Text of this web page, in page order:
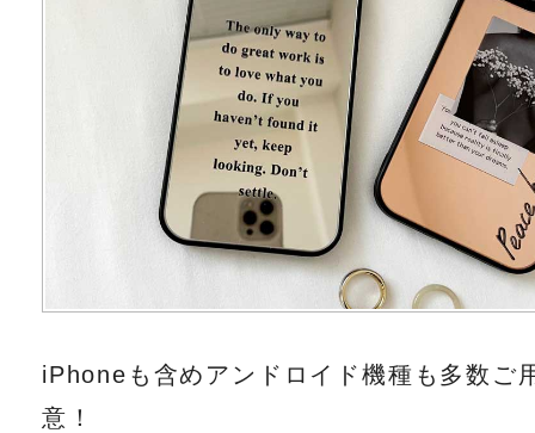
iPhoneも含めアンドロイド機種も多数ご
意！